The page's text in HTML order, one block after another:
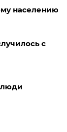
населению
с
люди